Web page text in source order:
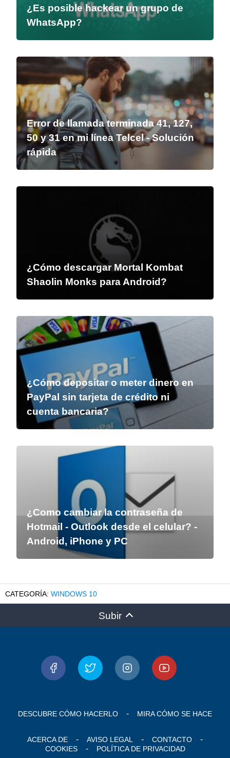
¿Es posible hackear un grupo de
WhatsApp?
Error de llamada terminada 41, 127,
50 y 31 en mi línea Telcel - Solución
rápida
¿Cómo descargar Mortal Kombat
Shaolin Monks para Android?
¿Cómo depositar o meter dinero en
PayPal sin tarjeta de crédito ni
cuenta bancaria?
¿Como cambiar la contraseña de
Hotmail - Outlook desde el celular? -
Android, iPhone y PC
WINDOWS 10
Subir
DESCUBRE CÓMO HACERLO MIRA CÓMO SE HACE
ACERCA DE AVISO LEGAL
CONTACTO
COOKIES
POLÍTICA DE PRIVACIDAD